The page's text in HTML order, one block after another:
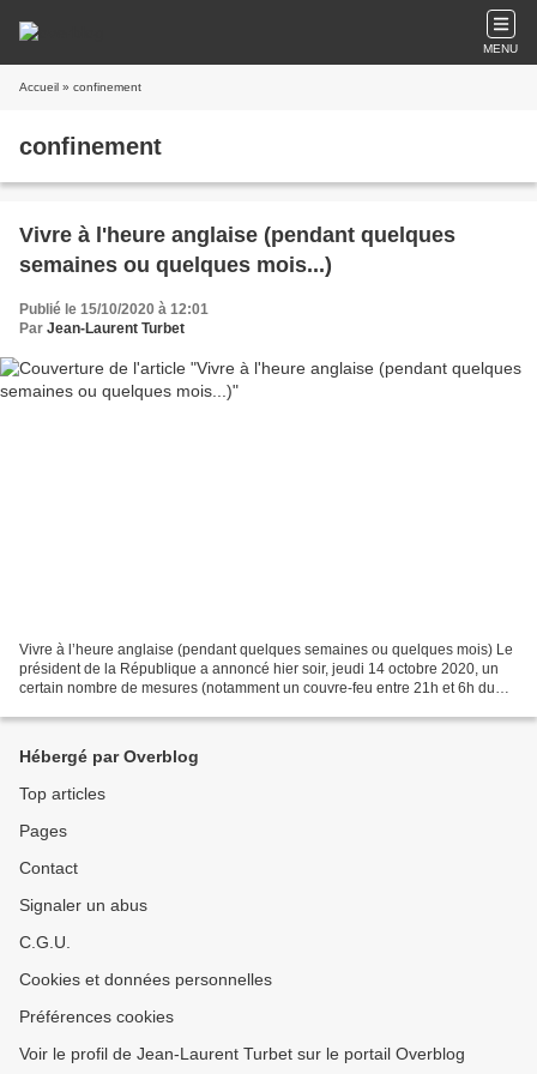
MENU
Accueil » confinement
confinement
Vivre à l'heure anglaise (pendant quelques
semaines ou quelques mois...)
Publié le 15/10/2020 à 12:01
Par Jean-Laurent Turbet
Vivre à l’heure anglaise (pendant quelques semaines ou quelques mois) Le
président de la République a annoncé hier soir, jeudi 14 octobre 2020, un
certain nombre de mesures (notamment un couvre-feu entre 21h et 6h du
Hébergé par Overblog
Top articles
Pages
Contact
Signaler un abus
C.G.U.
Cookies et données personnelles
Préférences cookies
Voir le profil de Jean-Laurent Turbet sur le portail Overblog